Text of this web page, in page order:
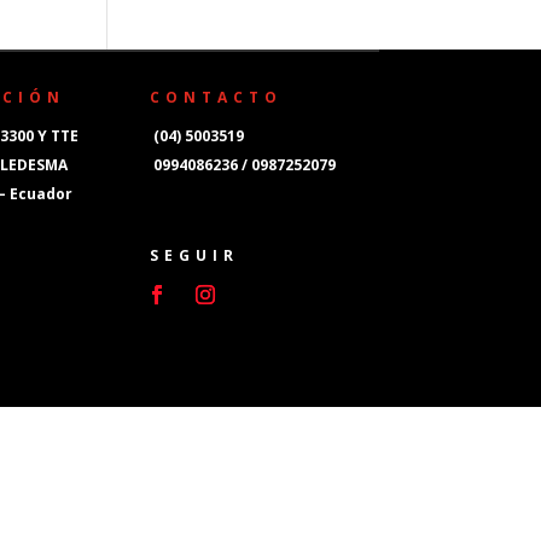
Y TTE
Ecuador
CONTACTO
(04) 5003519
0994086236 / 0987252079
SEGUIR